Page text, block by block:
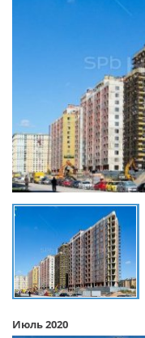
Июль 2020